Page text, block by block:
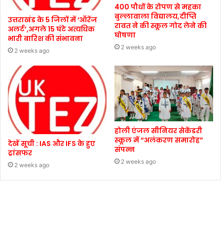
उत्तराखंड के 5 जिलों में ‘ऑरेंज
अलर्ट’,अगले 15 घंटे अत्यधिक
भारी बारिश की संभावना
2 weeks ago
400 पौधों के रोपण से महका
बुल्लावाला विद्यालय,दीप्ति
रावत ने की स्कूल गोद लेने की
घोषणा
2 weeks ago
देखें सूची : IAS और IFS के हुए
ट्रांसफर
2 weeks ago
होली एंजल सीनियर सेकेंडरी
स्कूल में “अलंकरण समारोह”
संपन्न
2 weeks ago